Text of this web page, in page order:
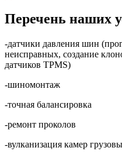
Перечень наших
-датчики давления шин
неисправных, создание
датчиков TPMS)
-шиномонтаж
-точная балансировка
-ремонт проколов
-вулканизация камер